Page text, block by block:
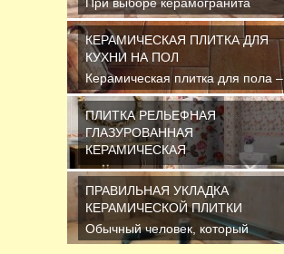
обратите внимание и на то, для
отделки каких поверхностей...
КЕРАМИЧЕСКАЯ ПЛИТКА ДЛЯ
КУХНИ НА ПОЛ
Керамическая плитка для пола –
практичный и долговечный
отделочный материал...
ПЛИТКА РЕЛЬЕФНАЯ
ГЛАЗУРОВАННАЯ
КЕРАМИЧЕСКАЯ
Если вы хотите защитить
поверхность стен от влажности и
загрязнений, то...
ПРАВИЛЬНАЯ УКЛАДКА
КЕРАМИЧЕСКОЙ ПЛИТКИ
Обычный человек, который
желает преобразить вид ванной